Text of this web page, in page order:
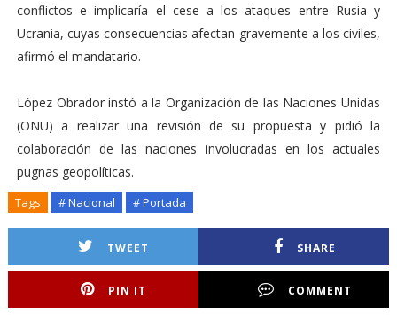
conflictos e implicaría el cese a los ataques entre Rusia y
Ucrania, cuyas consecuencias afectan gravemente a los civiles,
afirmó el mandatario.
López Obrador instó a la Organización de las Naciones Unidas
(ONU) a realizar una revisión de su propuesta y pidió la
colaboración de las naciones involucradas en los actuales
pugnas geopolíticas.
Tags # Nacional # Portada
TWEET SHARE
PIN IT COMMENT